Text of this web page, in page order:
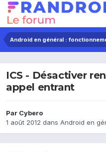
Android en général :
ICS - Désactiver
appel entrant
Par Cybero
1 août 2012 dans Android en